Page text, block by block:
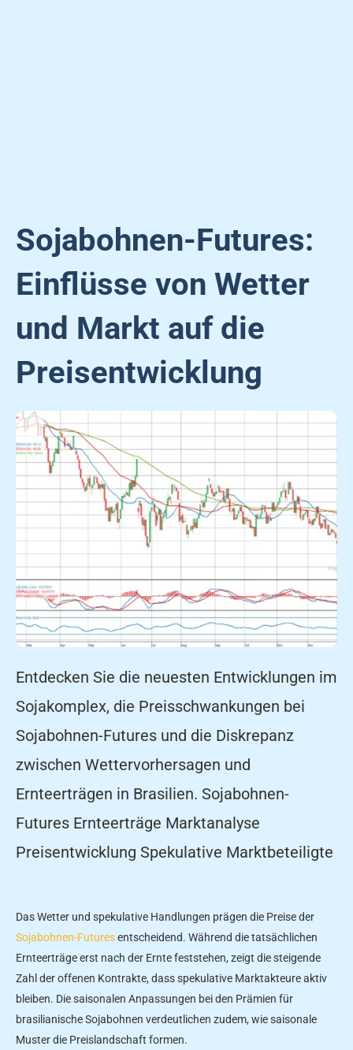
Sojabohnen-Futures:
Einflüsse von Wetter
und Markt auf die
Preisentwicklung
Entdecken Sie die neuesten Entwicklungen im
Sojakomplex, die Preisschwankungen bei
Sojabohnen-Futures und die Diskrepanz
zwischen Wettervorhersagen und
Ernteerträgen in Brasilien. Sojabohnen-
Futures Ernteerträge Marktanalyse
Preisentwicklung Spekulative Marktbeteiligte
Das Wetter und spekulative Handlungen prägen die Preise der
Sojabohnen-Futuresentscheidend. Während die tatsächlichen
Ernteerträge erst nach der Ernte feststehen, zeigt die steigende
Zahl der offenen Kontrakte, dass spekulative Marktakteure aktiv
bleiben. Die saisonalen Anpassungen bei den Prämien für
brasilianische Sojabohnen verdeutlichen zudem, wie saisonale
Muster die Preislandschaft formen.